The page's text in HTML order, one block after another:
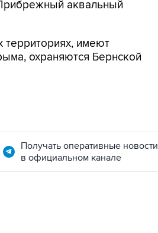
аквальный
территориях, имеют
охраняются Бернской
Получать оперативные новости
в официальном канале